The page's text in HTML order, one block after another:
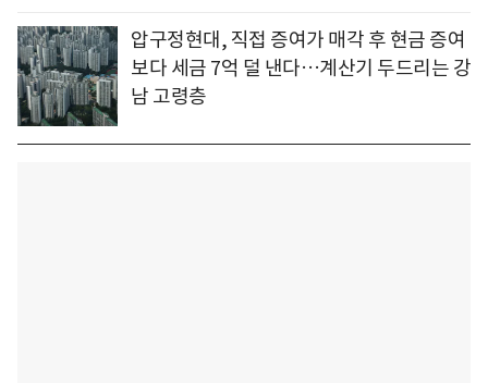
압구정현대, 직접 증여가 매각 후 현금 증여
보다 세금 7억 덜 낸다…계산기 두드리는 강
남 고령층